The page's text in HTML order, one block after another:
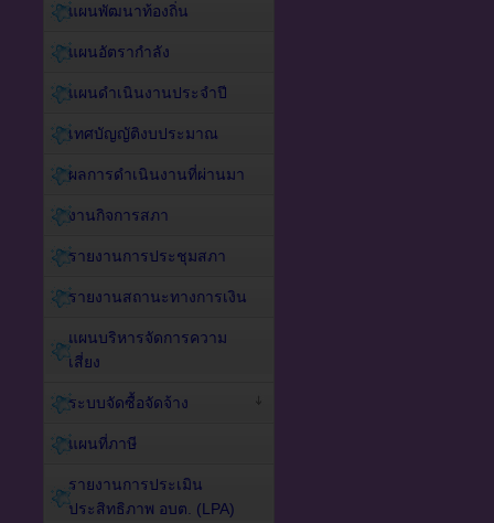
แผนพัฒนาท้องถิ่น
แผนอัตรากำลัง
แผนดำเนินงานประจำปี
เทศบัญญัติงบประมาณ
ผลการดำเนินงานที่ผ่านมา
งานกิจการสภา
รายงานการประชุมสภา
รายงานสถานะทางการเงิน
แผนบริหารจัดการความ
เสี่ยง
ระบบจัดซื้อจัดจ้าง
แผนที่ภาษี
รายงานการประเมิน
ประสิทธิภาพ อบต. (LPA)